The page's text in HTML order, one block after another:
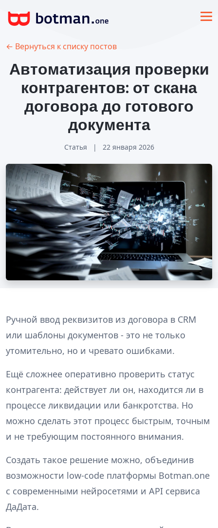
← Вернуться к списку постов
Автоматизация проверки
контрагентов: от скана
договора до готового
документа
Статья | 22 января 2026
Ручной ввод реквизитов из договора в CRM
или шаблоны документов - это не только
утомительно, но и чревато ошибками.
Ещё сложнее оперативно проверить статус
контрагента: действует ли он, находится ли в
процессе ликвидации или банкротства. Но
можно сделать этот процесс быстрым, точным
и не требующим постоянного внимания.
Создать такое решение можно, объединив
возможности low-code платформы Botman.one
с современными нейросетями и API сервиса
ДаДата.